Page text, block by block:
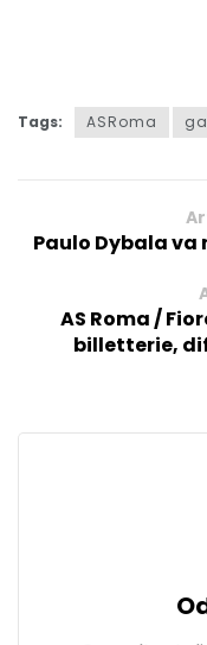
Tags: ASRoma
Paulo Dybala va
AS Roma /
billetterie,